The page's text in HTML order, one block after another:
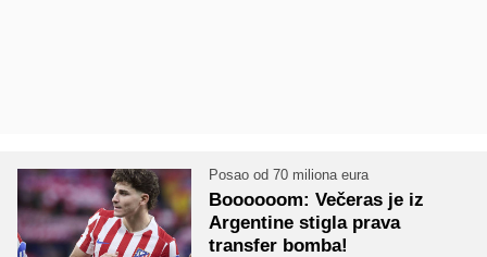
Posao od 70 miliona eura
Boooooom: Večeras je iz
Argentine stigla prava
transfer bomba!